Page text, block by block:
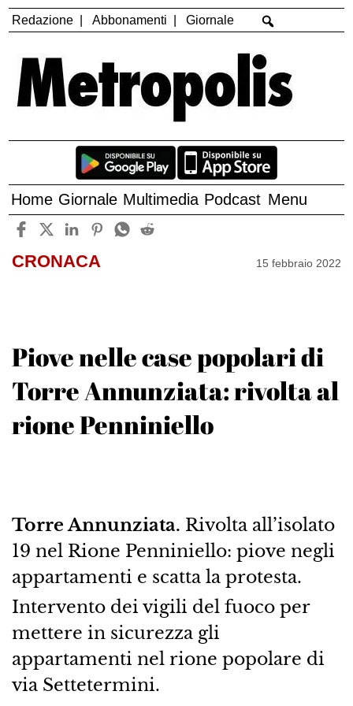
Redazione Abbonamenti Giornale
Home Giornale Multimedia Podcast Menu
CRONACA 15 febbraio 2022
Piove nelle case popolari di
Torre Annunziata: rivolta al
rione Penniniello
Torre Annunziata. Rivolta all’isolato
19 nel Rione Penniniello: piove negli
appartamenti e scatta la protesta.
Intervento dei vigili del fuoco per
mettere in sicurezza gli
appartamenti nel rione popolare di
via Settetermini.